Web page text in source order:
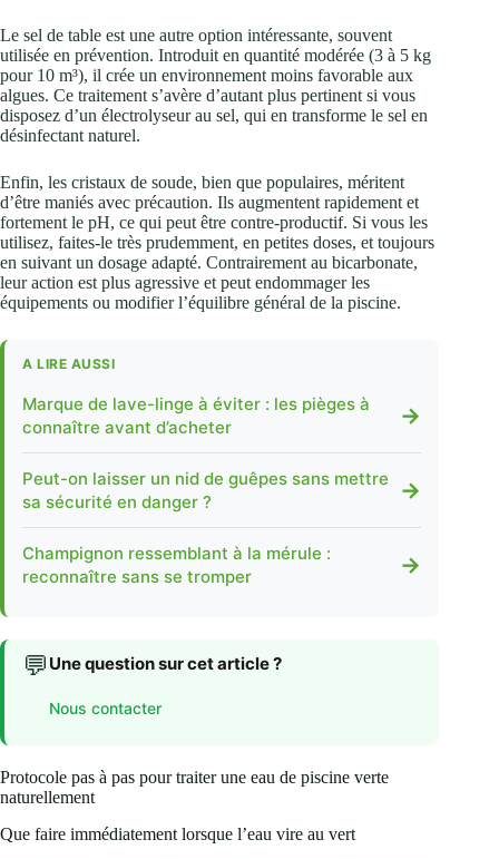
Le sel de table est une autre option intéressante, souvent
utilisée en prévention. Introduit en quantité modérée (3 à 5 kg
pour 10 m³), il crée un environnement moins favorable aux
algues. Ce traitement s’avère d’autant plus pertinent si vous
disposez d’un électrolyseur au sel, qui en transforme le sel en
désinfectant naturel.
Enfin, les cristaux de soude, bien que populaires, méritent
d’être maniés avec précaution. Ils augmentent rapidement et
fortement le pH, ce qui peut être contre-productif. Si vous les
utilisez, faites-le très prudemment, en petites doses, et toujours
en suivant un dosage adapté. Contrairement au bicarbonate,
leur action est plus agressive et peut endommager les
équipements ou modifier l’équilibre général de la piscine.
A LIRE AUSSI
Marque de lave-linge à éviter : les pièges à
connaître avant d’acheter
→
Peut-on laisser un nid de guêpes sans mettre
sa sécurité en danger ?
→
Champignon ressemblant à la mérule :
reconnaître sans se tromper
→
💬 Une question sur cet article ?
Nous contacter
Protocole pas à pas pour traiter une eau de piscine verte
naturellement
Que faire immédiatement lorsque l’eau vire au vert